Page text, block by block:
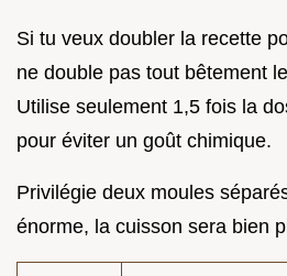
Si tu veux doubler la recette
ne double pas tout bêtement
Utilise seulement 1,5 fois la
pour éviter un goût chimique.
Privilégie deux moules
énorme, la cuisson sera bien